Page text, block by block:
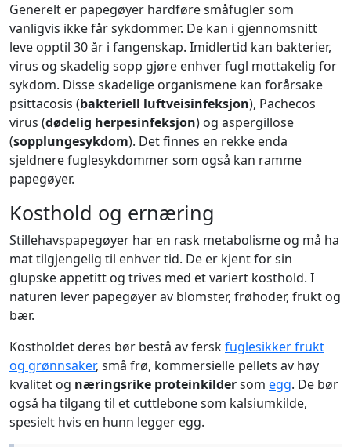
Generelt er papegøyer hardføre småfugler som
vanligvis ikke får sykdommer. De kan i gjennomsnitt
leve opptil 30 år i fangenskap. Imidlertid kan bakterier,
virus og skadelig sopp gjøre enhver fugl mottakelig for
sykdom. Disse skadelige organismene kan forårsake
psittacosis (bakteriell luftveisinfeksjon), Pachecos
virus (dødelig herpesinfeksjon) og aspergillose
(sopplungesykdom). Det finnes en rekke enda
sjeldnere fuglesykdommer som også kan ramme
papegøyer.
Kosthold og ernæring
Stillehavspapegøyer har en rask metabolisme og må ha
mat tilgjengelig til enhver tid. De er kjent for sin
glupske appetitt og trives med et variert kosthold. I
naturen lever papegøyer av blomster, frøhoder, frukt og
bær.
Kostholdet deres bør bestå av ferskfuglesikker frukt
og grønnsaker, små frø, kommersielle pellets av høy
kvalitet og næringsrike proteinkildersom egg. De bør
også ha tilgang til et cuttlebone som kalsiumkilde,
spesielt hvis en hunn legger egg.